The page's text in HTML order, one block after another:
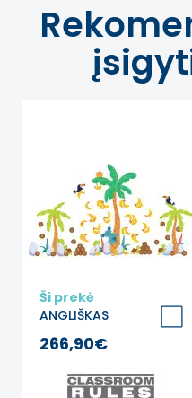
Ši prekė
ANGLIŠKAS
PRADŽIAMOKSLIS
TROPIKUOSE
Lavinamieji sienų
lipdukai
266,90€